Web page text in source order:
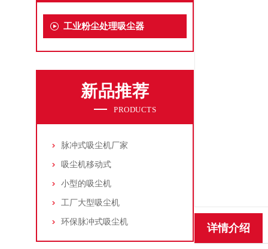
工业粉尘处理吸尘器
新品推荐
PRODUCTS
脉冲式吸尘机厂家
吸尘机移动式
小型的吸尘机
工厂大型吸尘机
环保脉冲式吸尘机
详情介绍